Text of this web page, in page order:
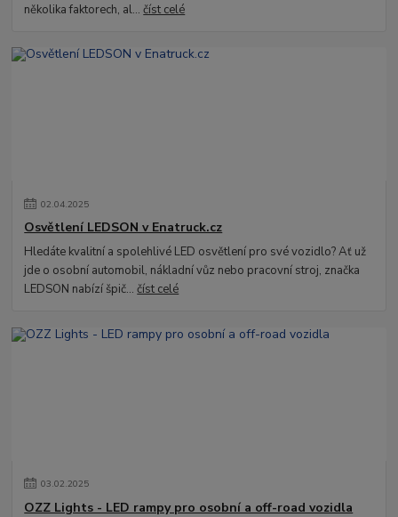
několika faktorech, al...číst celé
02.04.2025
Osvětlení LEDSON v Enatruck.cz
Hledáte kvalitní a spolehlivé LED osvětlení pro své vozidlo? Ať už
jde o osobní automobil, nákladní vůz nebo pracovní stroj, značka
LEDSON nabízí špič...číst celé
03.02.2025
OZZ Lights - LED rampy pro osobní a off-road vozidla